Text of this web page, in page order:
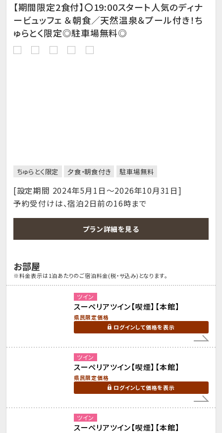
【期間限定2食付】〇19:00スタート人気のディナ
ービュッフェ ＆朝食／天然温泉＆プール付き！ち
ゅらとく限定◎駐車場無料◎
ちゅらとく限定 夕食・朝食付き 駐車場無料
[設定期間 2024年5月1日～2026年10月31日]
予約受付けは、宿泊2日前の16時まで
プラン詳細を見る
お部屋
※料金表示は1泊あたりのご宿泊料金(税・サ込み)となります。
ツイン
スーペリアツイン【喫煙】【本館】
県民限定価格
ログインして価格を表示
ツイン
スーペリアツイン【喫煙】【本館】
県民限定価格
ログインして価格を表示
ツイン
スーペリアツイン【喫煙】【本館】